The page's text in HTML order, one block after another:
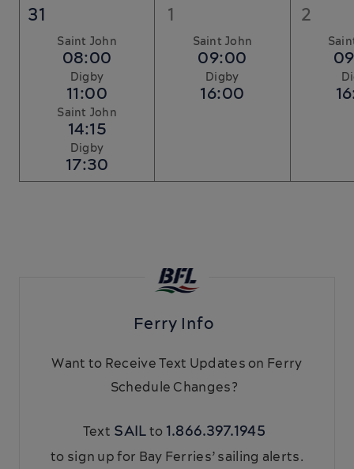
31
Saint John
08:00
Digby
11:00
Saint John
14:15
Digby
17:30
1
Saint John
09:00
Digby
16:00
2
Ferry Info
Want to Receive Text Updates on Ferry
Schedule Changes?
Text SAILto 1.866.397.1945
to sign up for Bay Ferries’ sailing alerts.